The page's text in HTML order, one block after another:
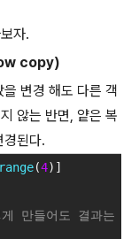
자.
copy)
변경 해도 다른 객
않는 반면, 얕은 복
된다.
range(4)]
만들어도 결과는